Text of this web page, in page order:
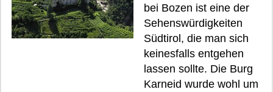
bei Bozen ist eine der
Sehenswürdigkeiten
Südtirol, die man sich
keinesfalls entgehen
lassen sollte. Die Burg
Karneid wurde wohl um